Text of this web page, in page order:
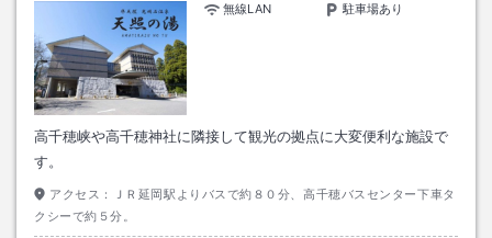
無線LAN
駐車場あり
高千穂峡や高千穂神社に隣接して観光の拠点に大変便利な施設で
す。
アクセス：
ＪＲ延岡駅よりバスで約８０分、高千穂バスセンター下車タ
クシーで約５分。